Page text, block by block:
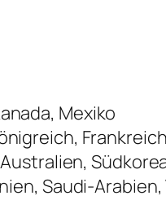
Mexiko
Saudi-Arabien,